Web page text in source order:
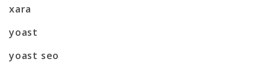
xara
yoast
yoast seo